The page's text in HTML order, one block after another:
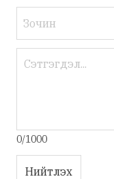
0/1000
Нийтлэх